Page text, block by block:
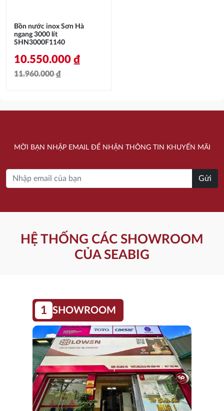
Bồn nước inox Sơn Hà
ngang 3000 lít
SHN3000F1140
11.960.000₫
10.550.000 ₫
10.550.000 ₫.
MỜI BẠN NHẬP EMAIL ĐỂ NHẬN THÔNG TIN KHUYẾN MÃI
Gửi
HỆ THỐNG CÁC SHOWROOM
CỦA SEABIG
1 SHOWROOM